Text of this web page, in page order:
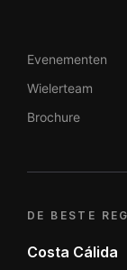
Evenementen
Wielerteam
Brochure
DE BESTE
Costa Cálida